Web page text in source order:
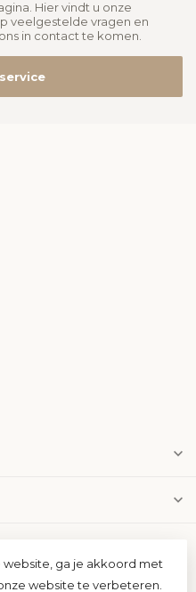
Hier vindt u onze
veelgestelde vragen en
in contact te komen.
ga je akkoord met
website te verbeteren.